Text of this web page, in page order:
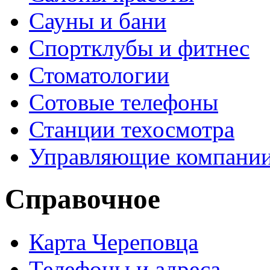
Сауны и бани
Спортклубы и фитнес
Стоматологии
Сотовые телефоны
Станции техосмотра
Управляющие
Справочное
Карта Череповца